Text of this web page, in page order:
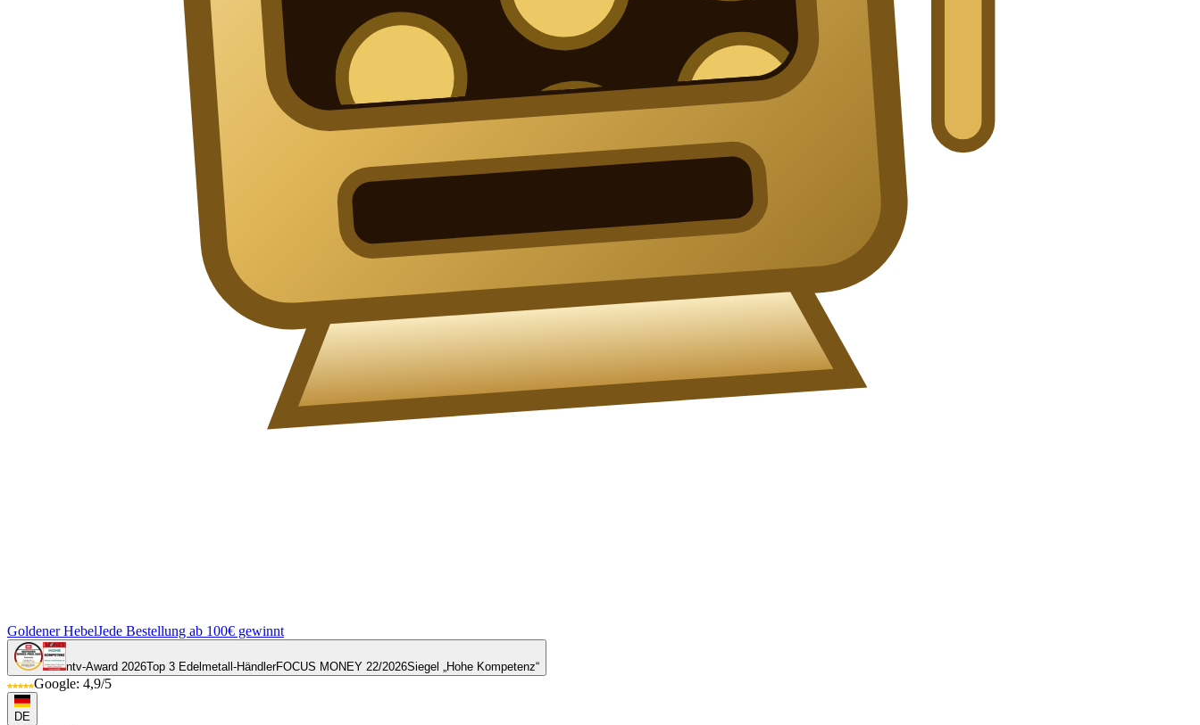
Goldener HebelJede Bestellung ab 100€ gewinnt
ntv-Award 2026Top 3 Edelmetall-HändlerFOCUS MONEY 22/2026Siegel „Hohe Kompetenz“
Google: 4,9/5
DE